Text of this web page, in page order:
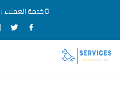
خدمة العملاء :